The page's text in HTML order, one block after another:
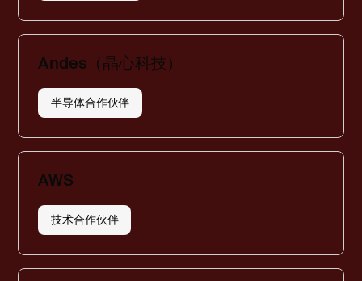
Andes（晶心科技）
半导体合作伙伴
AWS
技术合作伙伴